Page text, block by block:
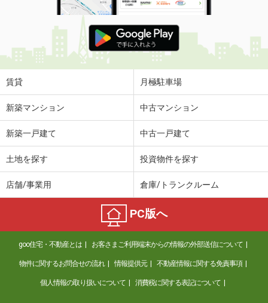
賃貸 月極駐車場
新築マンション 中古マンション
新築一戸建て 中古一戸建て
土地を探す 投資物件を探す
店舗/事業用 倉庫/トランクルーム
PC版へ
goo住宅・不動産とは お客さまご利用端末からの情報の外部送信について
物件に関するお問合せの流れ 情報提供元 不動産情報に関する免責事項
個人情報の取り扱いについて 消費税に関する表記について